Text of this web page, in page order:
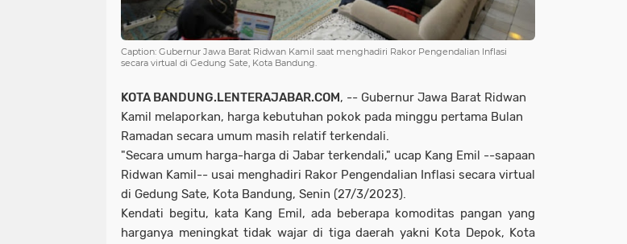
Caption: Gubernur Jawa Barat Ridwan Kamil saat menghadiri Rakor Pengendalian Inflasi
secara virtual di Gedung Sate, Kota Bandung.
KOTA BANDUNG.LENTERAJABAR.COM, -- Gubernur Jawa Barat Ridwan
Kamil melaporkan, harga kebutuhan pokok pada minggu pertama Bulan
Ramadan secara umum masih relatif terkendali.
"Secara umum harga-harga di Jabar terkendali," ucap Kang Emil --sapaan
Ridwan Kamil-- usai menghadiri Rakor Pengendalian Inflasi secara virtual
di Gedung Sate, Kota Bandung, Senin (27/3/2023).
Kendati begitu, kata Kang Emil, ada beberapa komoditas pangan yang
harganya meningkat tidak wajar di tiga daerah yakni Kota Depok, Kota